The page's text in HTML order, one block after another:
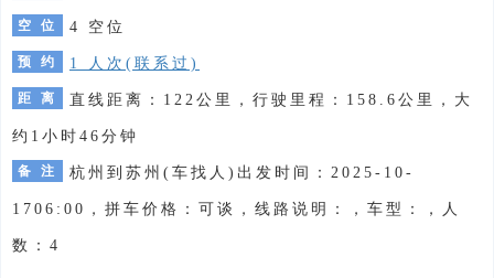
空 位 4 空位
预 约 1 人次(联系过)
距 离 直线距离：122公里，行驶里程：158.6公里，大
约1小时46分钟
备 注 杭州到苏州(车找人)出发时间：2025-10-
1706:00，拼车价格：可谈，线路说明：，车型：，人
数：4